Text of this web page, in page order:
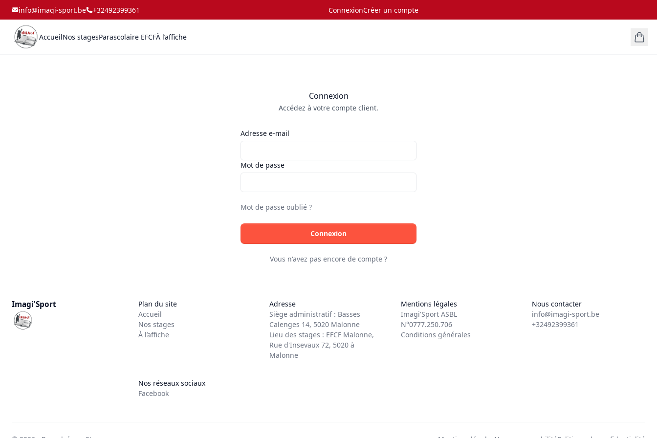
info@imagi-sport.be +32492399361 ConnexionCréer un compte
AccueilNos stagesParascolaire EFCFÀ l’affiche
Connexion
Accédez à votre compte client.
Adresse e-mail
Mot de passe
Mot de passe oublié ?
Connexion
Vous n'avez pas encore de compte ?
Imagi'Sport
Plan du site
Accueil
Nos stages
À l’affiche
Adresse
Siège administratif : Basses
Calenges 14, 5020 Malonne
Lieu des stages : EFCF Malonne,
Rue d'Insevaux 72, 5020 à
Malonne
Mentions légales
Imagi'Sport ASBL
N°0777.250.706
Conditions générales
Nous contacter
info@imagi-sport.be
+32492399361
Nos réseaux sociaux
Facebook